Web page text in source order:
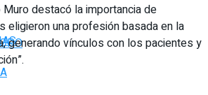
destacó la importancia de
eligieron una profesión basada en la
generando vínculos con los pacientes y